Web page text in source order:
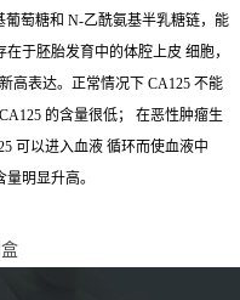
葡萄糖和 N-乙酰氨基半乳糖链，能
在于胚胎发育中的体腔上皮 细胞，
高表达。正常情况下 CA125 不能
的含量很低； 在恶性肿瘤生
可以进入血液 循环而使血液中
量明显升高。